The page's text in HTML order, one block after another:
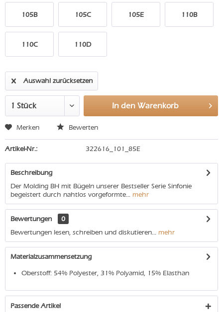
105B 105C 105E 110B
110C 110D
Auswahl zurücksetzen
In den Warenkorb
Merken Bewerten
Artikel-Nr.: 322616_101_85E
Beschreibung
Der Molding BH mit Bügeln unserer Bestseller Serie Sinfonie
begeistert durch nahtlos vorgeformte... mehr
Bewertungen
0
Bewertungen lesen, schreiben und diskutieren... mehr
Materialzusammensetzung
Oberstoff: 54% Polyester, 31% Polyamid, 15% Elasthan
Passende Artikel